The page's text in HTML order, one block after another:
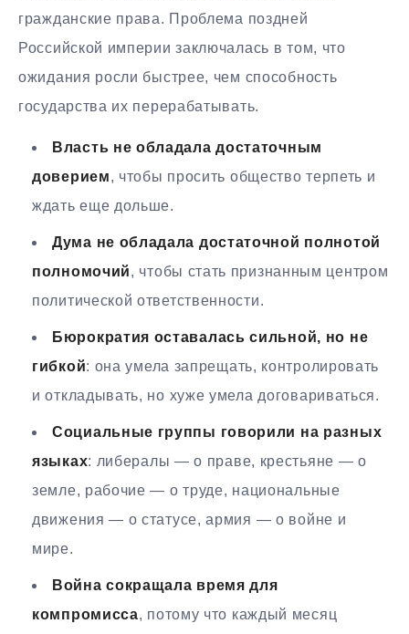
гражданские права. Проблема поздней
Российской империи заключалась в том, что
ожидания росли быстрее, чем способность
государства их перерабатывать.
Власть не обладала достаточным
доверием, чтобы просить общество терпеть и
ждать еще дольше.
Дума не обладала достаточной полнотой
полномочий, чтобы стать признанным центром
политической ответственности.
Бюрократия оставалась сильной, но не
гибкой: она умела запрещать, контролировать
и откладывать, но хуже умела договариваться.
Социальные группы говорили на разных
языках: либералы — о праве, крестьяне — о
земле, рабочие — о труде, национальные
движения — о статусе, армия — о войне и
мире.
Война сокращала время для
компромисса, потому что каждый месяц